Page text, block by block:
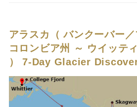
アラスカ（ バンクーバー
コロンビア州 ～ ウイッテ
） 7-Day Glacier